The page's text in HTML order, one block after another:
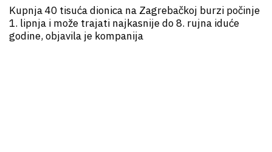
Kupnja 40 tisuća dionica na Zagrebačkoj burzi počinje
1. lipnja i može trajati najkasnije do 8. rujna iduće
godine, objavila je kompanija